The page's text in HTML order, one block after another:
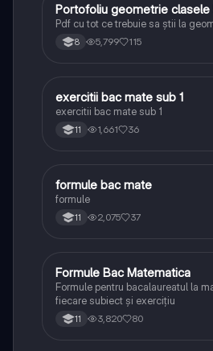
Matematică
Portofoliu geometrie
Pdf cu tot ce trebuie sa știi la
8 5,799 115
Matematică
exercitii bac mate sub 1
exercitii bac mate sub 1
11 1,661 36
Matematică
formule bac mate
formule
11 2,075 37
Matematică
Formule Bac Matematica
Formule pentru bacalaureatul la
fiecare subiect și exercițiu
11 3,820 80